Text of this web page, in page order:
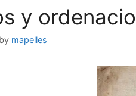
y
by mapelles